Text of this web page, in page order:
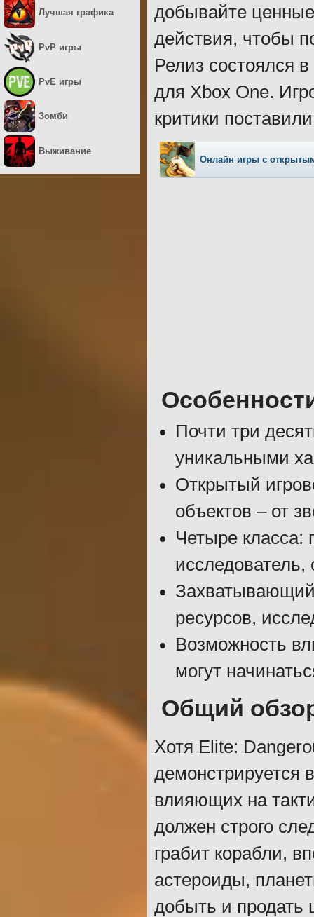
добывайте
действия, чтобы
Релиз состоялся
для Xbox One.
критики
Онлайн игры с
Почти три
уникальными
Открытый
объектов – от
Четыре класса:
ресурсов,
Возможность
могут
Общий
Хотя Elite:
демонстрируется
влияющих на
должен строго
грабит корабли,
астероиды,
добыть и продать
Лучшая графика
PvP игры
PvE игры
Зомби
Выживание